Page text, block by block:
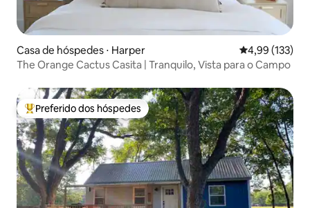
Casa de hóspedes ⋅ Harper 4,99 de uma
4,99 (133)
The Orange Cactus Casita | Tranquilo, Vista para o Campo
Entre os melhores preferidos dos hóspedes
Preferido dos hóspedes